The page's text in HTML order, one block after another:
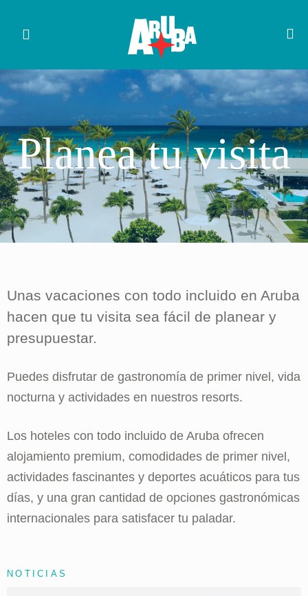
Planea tu visita
Unas vacaciones con todo incluido en Aruba
hacen que tu visita sea fácil de planear y
presupuestar.
Puedes disfrutar de gastronomía de primer nivel, vida
nocturna y actividades en nuestros resorts.
Los hoteles con todo incluido de Aruba ofrecen
alojamiento premium, comodidades de primer nivel,
actividades fascinantes y deportes acuáticos para tus
días, y una gran cantidad de opciones gastronómicas
internacionales para satisfacer tu paladar.
NOTICIAS